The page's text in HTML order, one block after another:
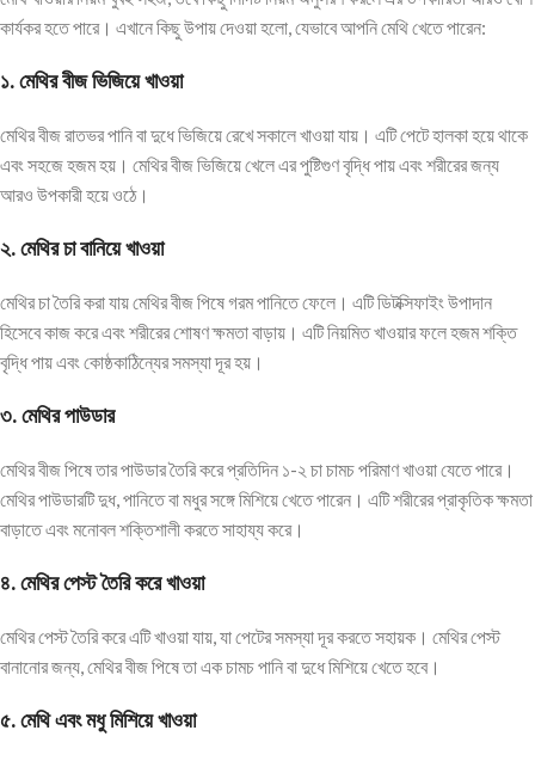
কার্যকর হতে পারে। এখানে কিছু উপায় দেওয়া হলো, যেভাবে আপনি মেথি খেতে পারেন:
১.মেথিরবীজভিজিয়েখাওয়া
মেথির বীজ রাতভর পানি বা দুধে ভিজিয়ে রেখে সকালে খাওয়া যায়। এটি পেটে হালকা হয়ে থাকে
এবং সহজে হজম হয়। মেথির বীজ ভিজিয়ে খেলে এর পুষ্টিগুণ বৃদ্ধি পায় এবং শরীরের জন্য
আরও উপকারী হয়ে ওঠে।
২.মেথিরচাবানিয়েখাওয়া
মেথির চা তৈরি করা যায় মেথির বীজ পিষে গরম পানিতে ফেলে। এটি ডিটক্সিফাইং উপাদান
হিসেবে কাজ করে এবং শরীরের শোষণ ক্ষমতা বাড়ায়। এটি নিয়মিত খাওয়ার ফলে হজম শক্তি
বৃদ্ধি পায় এবং কোষ্ঠকাঠিন্যের সমস্যা দূর হয়।
৩.মেথিরপাউডার
মেথির বীজ পিষে তার পাউডার তৈরি করে প্রতিদিন ১-২ চা চামচ পরিমাণ খাওয়া যেতে পারে।
মেথির পাউডারটি দুধ, পানিতে বা মধুর সঙ্গে মিশিয়ে খেতে পারেন। এটি শরীরের প্রাকৃতিক ক্ষমতা
বাড়াতে এবং মনোবল শক্তিশালী করতে সাহায্য করে।
৪.মেথিরপেস্টতৈরিকরেখাওয়া
মেথির পেস্ট তৈরি করে এটি খাওয়া যায়, যা পেটের সমস্যা দূর করতে সহায়ক। মেথির পেস্ট
বানানোর জন্য, মেথির বীজ পিষে তা এক চামচ পানি বা দুধে মিশিয়ে খেতে হবে।
৫.মেথিএবংমধুমিশিয়েখাওয়া